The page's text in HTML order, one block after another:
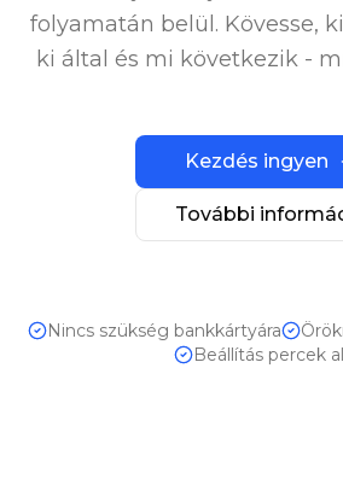
folyamatán belül. Kövesse,
ki által és mi következik -
Kezdés ingyen
További
Nincs szükség bankkártyára
Beállítás percek